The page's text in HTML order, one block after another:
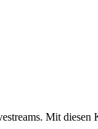
Mit diesen